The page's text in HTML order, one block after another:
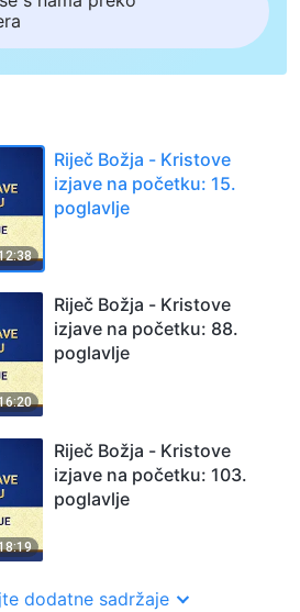
Riječ Božja - Kristove
izjave na početku: 15.
poglavlje
Riječ Božja - Kristove
izjave na početku: 88.
poglavlje
Riječ Božja - Kristove
izjave na početku: 103.
poglavlje
dodatne sadržaje